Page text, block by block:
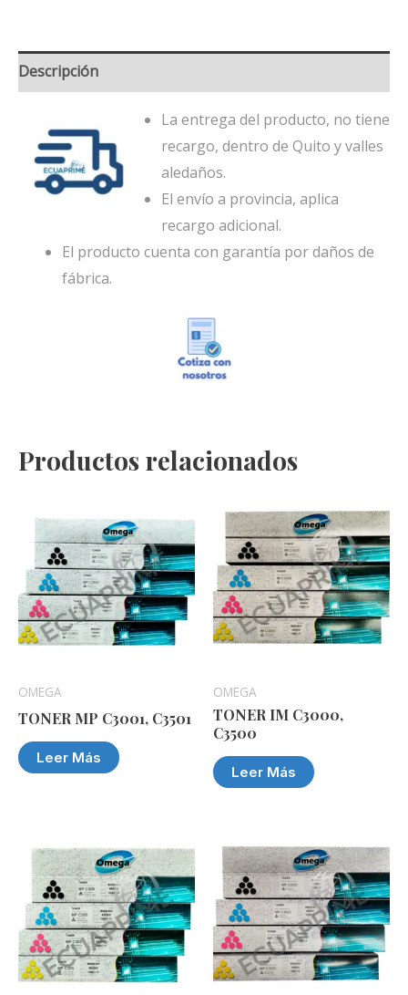
Descripción
La entrega del producto, no tiene
recargo, dentro de Quito y valles
aledaños.
El envío a provincia, aplica
recargo adicional.
El producto cuenta con garantía por daños de
fábrica.
Productos relacionados
OMEGA
TONER MP C3001, C3501
Leer Más
OMEGA
TONER IM C3000,
C3500
Leer Más